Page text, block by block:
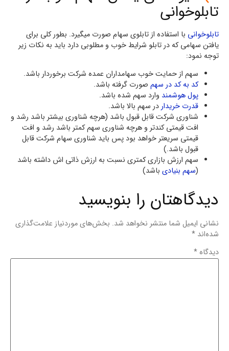
تابلوخوانی
تابلوخوانیبا استفاده از تابلوی سهام صورت میگیرد. بطور کلی برای
یافتن سهامی که در تابلو شرایط خوب و مطلوبی دارد باید به نکات زیر
توجه نمود:
سهم از حمایت خوب سهامداران عمده شرکت برخوردار باشد.
کد به کد در سهمصورت گرفته باشد.
پول هوشمندوارد سهم شده باشد.
قدرت خریداردر سهم بالا باشد.
شناوری شرکت قابل قبول باشد (هرچه شناوری بیشتر باشد رشد و
افت قیمتی کندتر و هرچه شناوری سهم کمتر باشد رشد و افت
قیمتی سریعتر خواهد بود پس باید شناوری سهام شرکت قابل
قبول باشد.)
سهم ارزش بازاری کمتری نسبت به ارزش ذاتی اش داشته باشد
سهم بنیادیباشد)
دیدگاهتان را بنویسید
نشانی ایمیل شما منتشر نخواهد شد.بخش‌های موردنیاز علامت‌گذاری
شده‌اند*
دیدگاه*